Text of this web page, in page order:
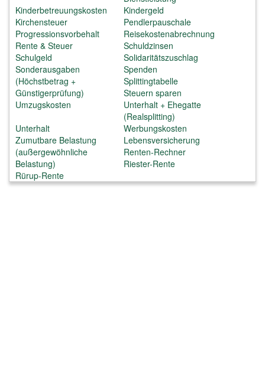
Kinderbetreuungskosten
Kindergeld
Kirchensteuer
Pendlerpauschale
Progressionsvorbehalt
Reisekostenabrechnung
Rente & Steuer
Schuldzinsen
Schulgeld
Solidaritätszuschlag
Sonderausgaben
(Höchstbetrag +
Günstigerprüfung)
Spenden
Splittingtabelle
Steuern sparen
Umzugskosten
Unterhalt + Ehegatte
(Realsplitting)
Unterhalt
Werbungskosten
Zumutbare Belastung
(außergewöhnliche
Belastung)
Lebensversicherung
Renten-Rechner
Riester-Rente
Rürup-Rente